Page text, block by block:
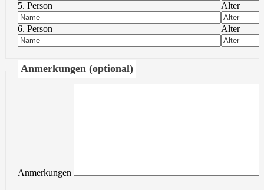
5. Person Alter
6. Person Alter
Anmerkungen (optional)
Anmerkungen